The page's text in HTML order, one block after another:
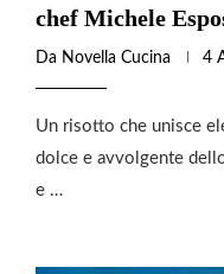
chef Michele
Da Novella Cucina 4
Un risotto che unisce
dolce e avvolgente
e …